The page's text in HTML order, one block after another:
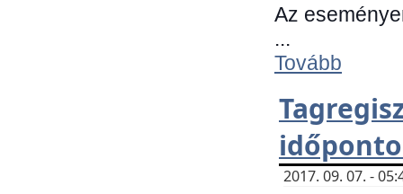
Az
...
Tovább
2017. 09. 07. -